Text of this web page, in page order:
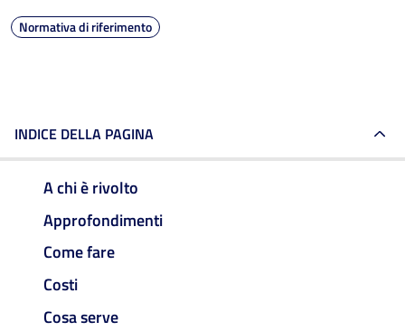
Normativa di riferimento
INDICE DELLA PAGINA
A chi è rivolto
Approfondimenti
Come fare
Costi
Cosa serve